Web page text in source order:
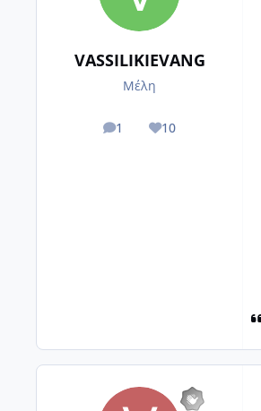
VASSILIKIEVANG
Μέλη
1
posts 10
Reputation